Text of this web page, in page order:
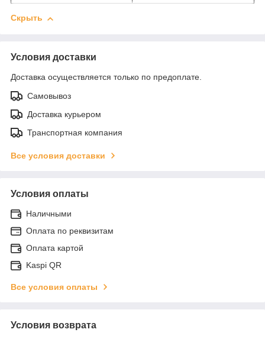
Скрыть
Условия доставки
Доставка осуществляется только по предоплате.
Самовывоз
Доставка курьером
Транспортная компания
Все условия доставки
Условия оплаты
Наличными
Оплата по реквизитам
Оплата картой
Kaspi QR
Все условия оплаты
Условия возврата